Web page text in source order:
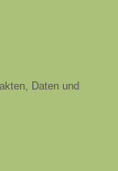
Daten und